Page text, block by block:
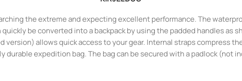
the extreme and expecting excellent performance. The
be converted into a backpack by using the padded handles as
version) allows quick access to your gear. Internal straps compress
durable expedition bag. The bag can be secured with a padlock (not